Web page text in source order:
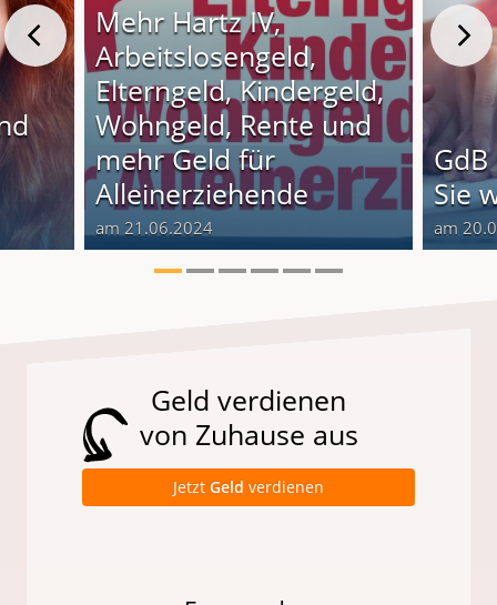
Mehr Hartz IV,
Arbeitslosengeld,
Elterngeld, Kindergeld,
Wohngeld, Rente und
mehr Geld für
Alleinerziehende
am 21.06.2024
Sie
am
Geld verdienen
von Zuhause aus
Jetzt Geld verdienen